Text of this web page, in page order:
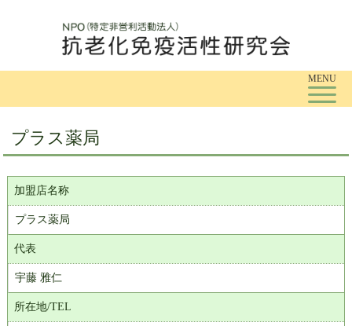
MENU
プラス薬局
加盟店名称
プラス薬局
代表
宇藤 雅仁
所在地/TEL